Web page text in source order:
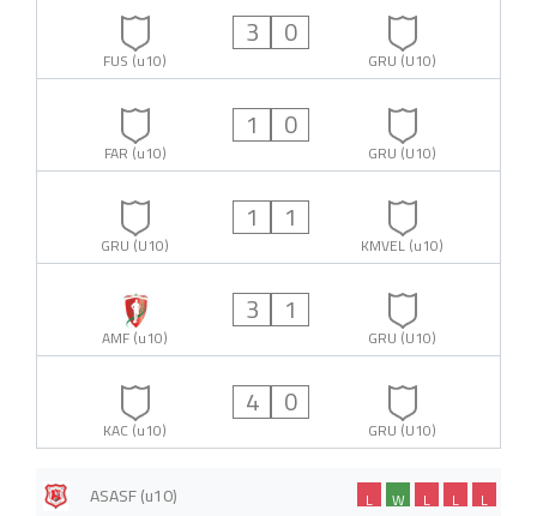
FUS (u10)
3 0
GRU (U10)
FAR (u10)
1 0
GRU (U10)
GRU (U10)
1 1
KMVEL (u10)
AMF (u10)
3 1
GRU (U10)
KAC (u10)
4 0
GRU (U10)
ASASF (u10) L
L
L
W
L